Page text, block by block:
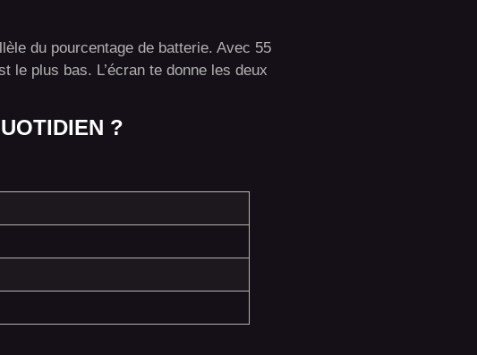
du pourcentage de batterie. Avec 55
plus bas. L’écran te donne les deux
?